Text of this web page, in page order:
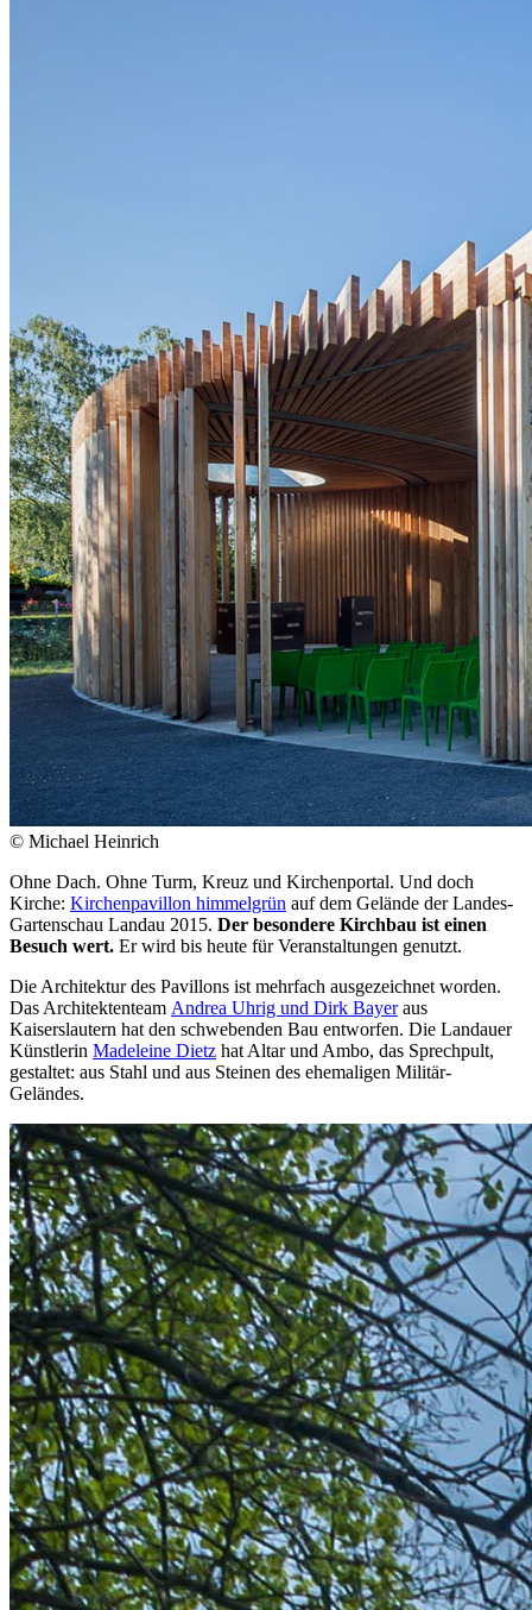
© Michael Heinrich
Ohne Dach. Ohne Turm, Kreuz und Kirchenportal. Und doch
Kirche: Kirchenpavillon himmelgrün auf dem Gelände der Landes-
Gartenschau Landau 2015. Der besondere Kirchbau ist einen
Besuch wert. Er wird bis heute für Veranstaltungen genutzt.
Die Architektur des Pavillons ist mehrfach ausgezeichnet worden.
Das Architektenteam Andrea Uhrig und Dirk Bayeraus
Kaiserslautern hat den schwebenden Bau entworfen. Die Landauer
Künstlerin Madeleine Dietz hat Altar und Ambo, das Sprechpult,
gestaltet: aus Stahl und aus Steinen des ehemaligen Militär-
Geländes.